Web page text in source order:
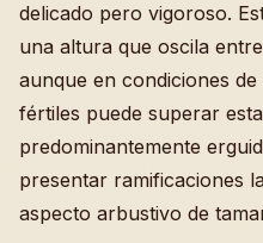
delicado pero vigoroso.
una altura que oscila
aunque en condiciones
fértiles puede superar
predominantemente
presentar ramificaciones
aspecto arbustivo de